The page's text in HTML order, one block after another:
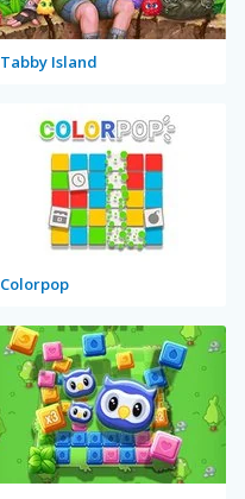
Tabby Island
Colorpop